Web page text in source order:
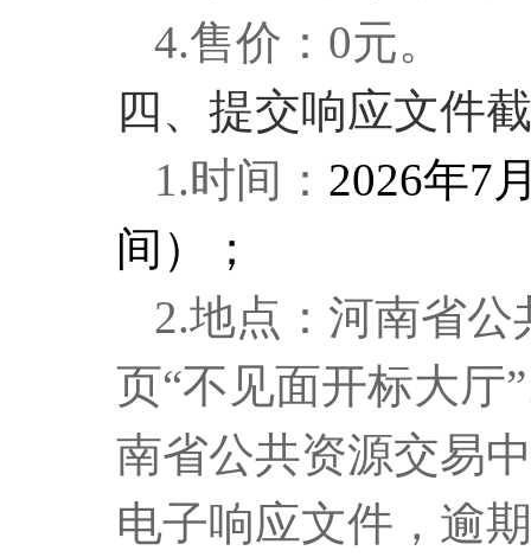
4.售价：0元。
四、提交响应文件
1.时间： 2026年7
间）；
2.地点： 河南省公
页“不见面开标大厅
南省公共资源交易
电子响应文件，逾